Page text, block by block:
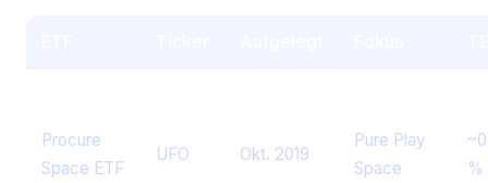
Procure
Space ETF
UFO Okt. 2019
Pure Play
Space
%